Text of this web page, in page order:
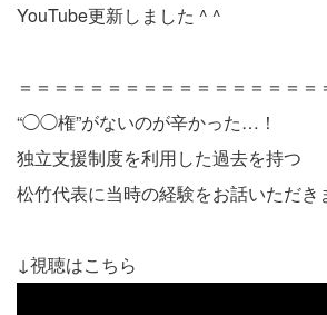
YouTube更新しました ^ ^
＝＝＝＝＝＝＝＝＝＝＝＝＝＝＝＝＝
“◯◯権”がないのが辛かった…！
独立支援制度を利用した過去を持つ
松竹代表に当時の経験をお話いただき
↓視聴はこちら